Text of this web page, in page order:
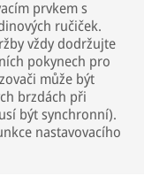
prvkem s
ručiček.
vždy dodržujte
pokynech pro
může být
brzdách při
být synchronní).
nastavovacího